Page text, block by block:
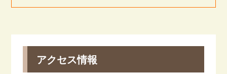
アクセス情報